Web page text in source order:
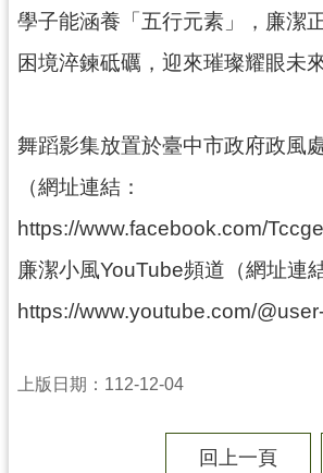
動
業
訊
便
服
務
政
訊
學子能涵養「五行元素」，廉潔
困境淬鍊砥礪，迎來璀璨耀眼未來
舞蹈影集放置於臺中市政府政風
（網址連結：
https://www.facebook.com/
廉潔小風YouTube頻道（網址連
https://www.youtube.com/
上版日期：112-12-04
回上一頁